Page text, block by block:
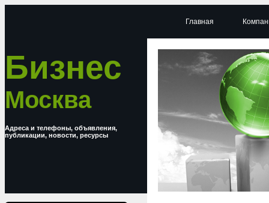
Бизнес
Москва
Адреса и телефоны, объявления,
публикации, новости, ресурсы
Главная